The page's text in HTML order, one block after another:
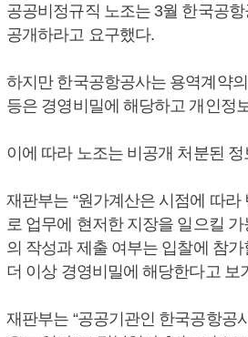
공공비정규직 노조는 3월 한국공
공개하라고 요구했다.
하지만 한국공항공사는 용역계약
등은 경영비밀에 해당하고 개인정
이에 따라 노조는 비공개 처분된
재판부는 “원가계산은 시점에 따
로 업무에 현저한 지장을 일으킬
의 작성과 제출 여부는 입찰에 참
더 이상 경영비밀에 해당한다고 보
재판부는 “공공기관인 한국공항공